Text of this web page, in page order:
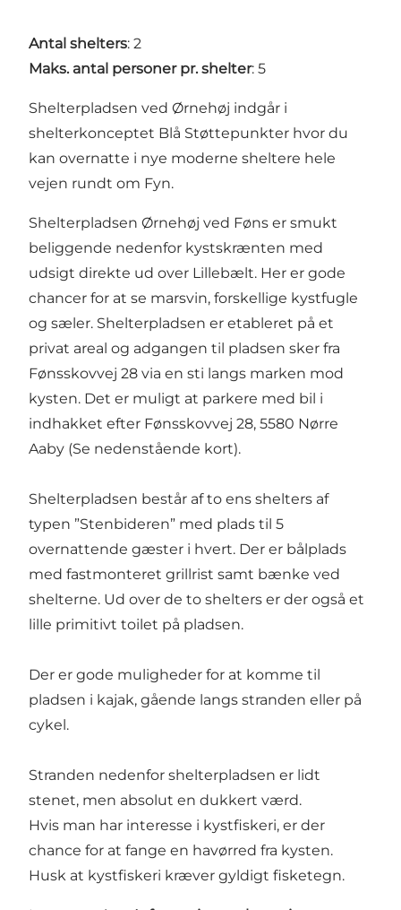
Antal shelters: 2
Maks. antal personer pr. shelter: 5
Shelterpladsen ved Ørnehøj indgår i
shelterkonceptet Blå Støttepunkter hvor du
kan overnatte i nye moderne sheltere hele
vejen rundt om Fyn.
Shelterpladsen Ørnehøj ved Føns er smukt
beliggende nedenfor kystskrænten med
udsigt direkte ud over Lillebælt. Her er gode
chancer for at se marsvin, forskellige kystfugle
og sæler. Shelterpladsen er etableret på et
privat areal og adgangen til pladsen sker fra
Fønsskovvej 28 via en sti langs marken mod
kysten. Det er muligt at parkere med bil i
indhakket efter Fønsskovvej 28, 5580 Nørre
Aaby (Se nedenstående kort).
Shelterpladsen består af to ens shelters af
typen ”Stenbideren” med plads til 5
overnattende gæster i hvert. Der er bålplads
med fastmonteret grillrist samt bænke ved
shelterne. Ud over de to shelters er der også et
lille primitivt toilet på pladsen.
Der er gode muligheder for at komme til
pladsen i kajak, gående langs stranden eller på
cykel.
Stranden nedenfor shelterpladsen er lidt
stenet, men absolut en dukkert værd.
Hvis man har interesse i kystfiskeri, er der
chance for at fange en havørred fra kysten.
Husk at kystfiskeri kræver gyldigt fisketegn.